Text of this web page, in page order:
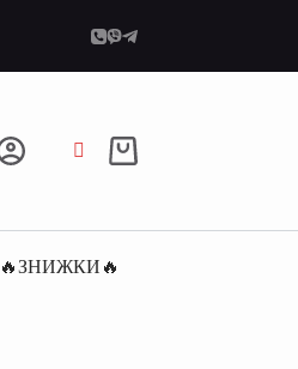
Кошик
🔥ЗНИЖКИ🔥